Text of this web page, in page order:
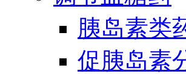
胰岛素类
促胰岛素